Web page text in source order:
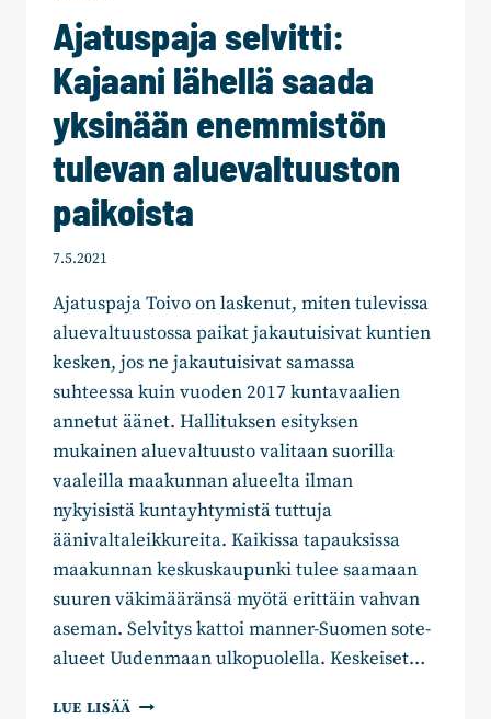
Ajatuspaja selvitti:
Kajaani lähellä saada
yksinään enemmistön
tulevan aluevaltuuston
paikoista
7.5.2021
Ajatuspaja Toivo on laskenut, miten tulevissa
aluevaltuustossa paikat jakautuisivat kuntien
kesken, jos ne jakautuisivat samassa
suhteessa kuin vuoden 2017 kuntavaalien
annetut äänet. Hallituksen esityksen
mukainen aluevaltuusto valitaan suorilla
vaaleilla maakunnan alueelta ilman
nykyisistä kuntayhtymistä tuttuja
äänivaltaleikkureita. Kaikissa tapauksissa
maakunnan keskuskaupunki tulee saamaan
suuren väkimääränsä myötä erittäin vahvan
aseman. Selvitys kattoi manner-Suomen sote-
alueet Uudenmaan ulkopuolella. Keskeiset…
LUE LISÄÄ AJATUSPAJA